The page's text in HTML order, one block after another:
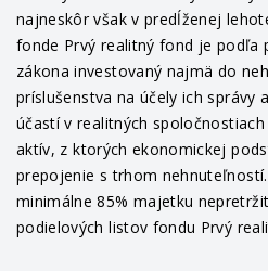
najneskôr však v predĺženej
fonde Prvý realitný fond je podľa
zákona investovaný najmä do
príslušenstva na účely ich správy
účastí v realitných
aktív, z ktorých ekonomickej
prepojenie s trhom
minimálne 85% majetku
podielových listov fondu Prvý